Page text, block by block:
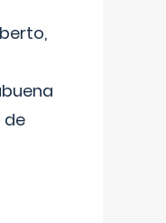
de